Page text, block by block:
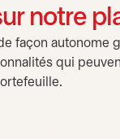
notre
façon autonome
qui